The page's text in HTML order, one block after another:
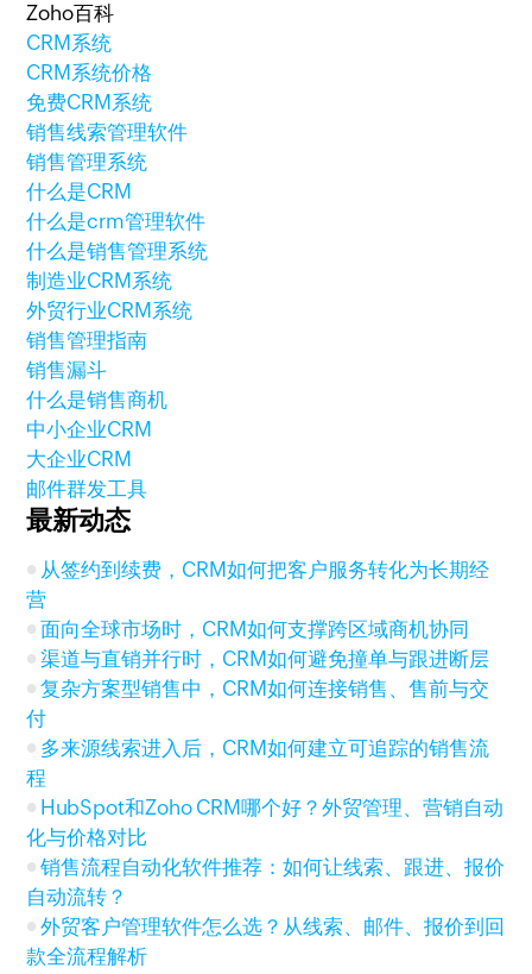
Zoho百科
CRM系统
CRM系统价格
免费CRM系统
销售线索管理软件
销售管理系统
什么是CRM
什么是crm管理软件
什么是销售管理系统
制造业CRM系统
外贸行业CRM系统
销售管理指南
销售漏斗
什么是销售商机
中小企业CRM
大企业CRM
邮件群发工具
最新动态
从签约到续费，CRM如何把客户服务转化为长期经
营
面向全球市场时，CRM如何支撑跨区域商机协同
渠道与直销并行时，CRM如何避免撞单与跟进断层
复杂方案型销售中，CRM如何连接销售、售前与交
付
多来源线索进入后，CRM如何建立可追踪的销售流
程
HubSpot和Zoho CRM哪个好？外贸管理、营销自动
化与价格对比
销售流程自动化软件推荐：如何让线索、跟进、报价
自动流转？
外贸客户管理软件怎么选？从线索、邮件、报价到回
款全流程解析